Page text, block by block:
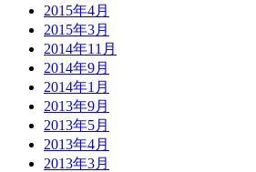
2015年4月
2015年3月
2014年11月
2014年9月
2014年1月
2013年9月
2013年5月
2013年4月
2013年3月